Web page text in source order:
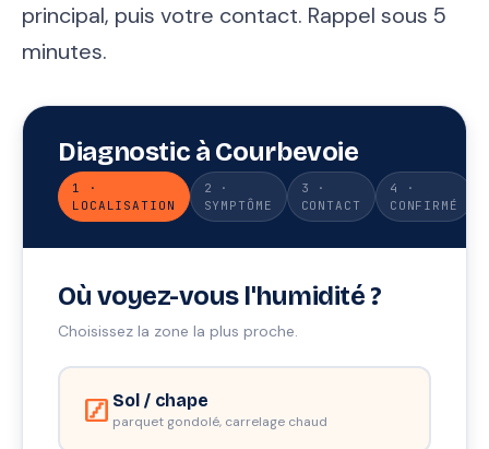
principal, puis votre contact. Rappel sous 5
minutes.
Diagnostic à Courbevoie
1 ·
LOCALISATION
2 ·
SYMPTÔME
3 ·
CONTACT
4 ·
CONFIRMÉ
Où voyez-vous l'humidité ?
Choisissez la zone la plus proche.
stairs Sol / chape
parquet gondolé, carrelage chaud